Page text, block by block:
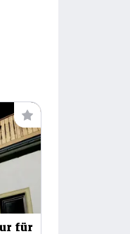
für